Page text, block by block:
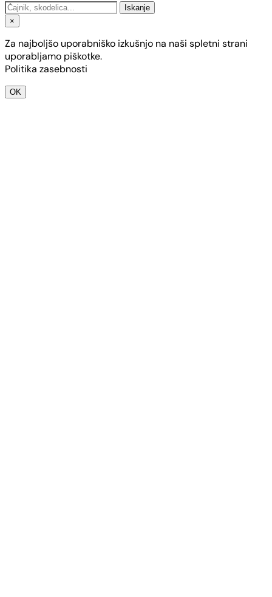
Iskanje
×
Za najboljšo uporabniško izkušnjo na naši spletni strani
uporabljamo piškotke.
Politika zasebnosti
OK